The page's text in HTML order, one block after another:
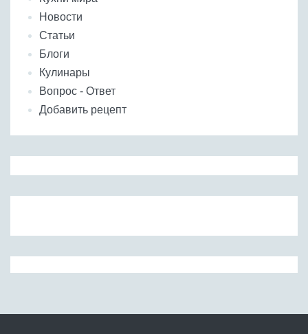
Новости
Статьи
Блоги
Кулинары
Вопрос - Ответ
Добавить рецепт